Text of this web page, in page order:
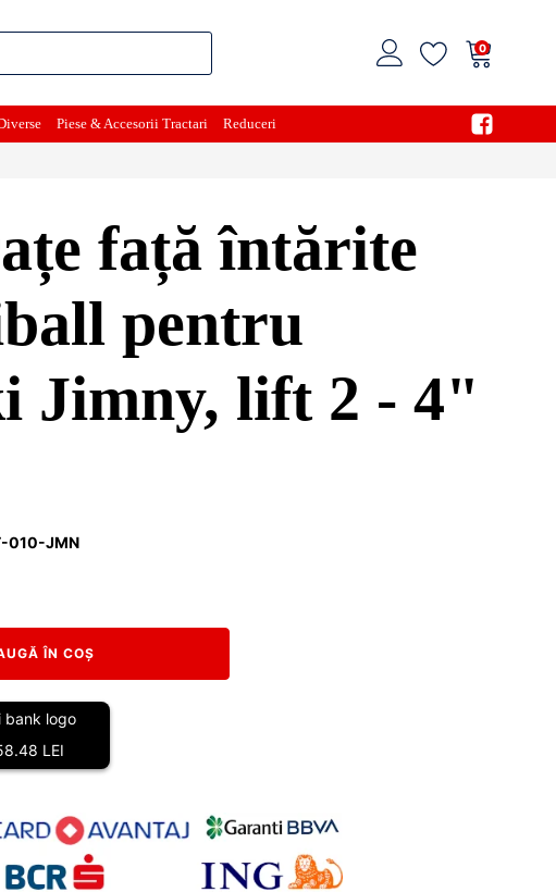
0
Piese & Accesorii Tractari Reduceri
față întărite
pentru
Jimny, lift 2 - 4"
010-JMN
ÎN COȘ
LEI